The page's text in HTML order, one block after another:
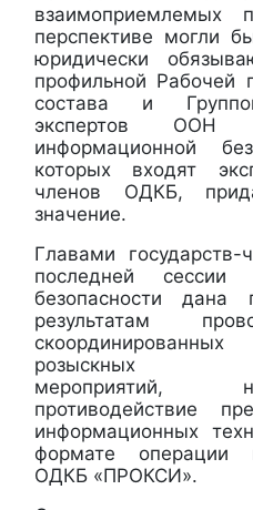
взаимоприемлемых
перспективе могли
юридически
профильной Рабочей
состава и
экспертов ООН
информационной
которых входят
членов ОДКБ,
значение.
Главами
последней сессии
безопасности дана
розыскных и
мероприятий,
противодействие
информационных
формате операции
ОДКБ «ПРОКСИ».